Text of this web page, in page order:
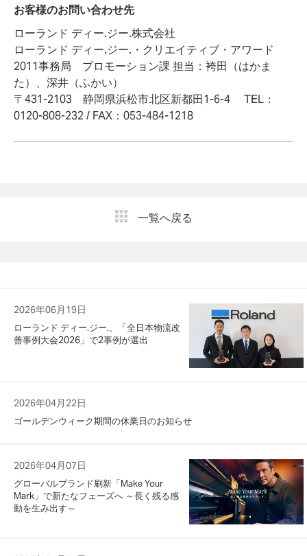
お客様のお問い合わせ先
ローランド ディー.ジー.株式会社
ローランド ディー.ジー.・クリエイティブ・アワード
2011事務局 プロモーション課 担当：袴田（はかま
た）、深井（ふかい）
〒431-2103 静岡県浜松市北区新都田1-6-4 TEL：
0120-808-232 / FAX：053-484-1218
一覧へ戻る
2026年06月19日
ローランド ディー.ジー.、「全日本物流改
善事例大会2026」で2事例が選出
2026年04月22日
ゴールデンウィーク期間の休業日のお知らせ
2026年04月07日
グローバルブランド刷新「Make Your
Mark」で新たなフェーズへ ～長く残る感
動を生み出す～